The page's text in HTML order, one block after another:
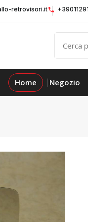
retrovisori.it
Home Negozio